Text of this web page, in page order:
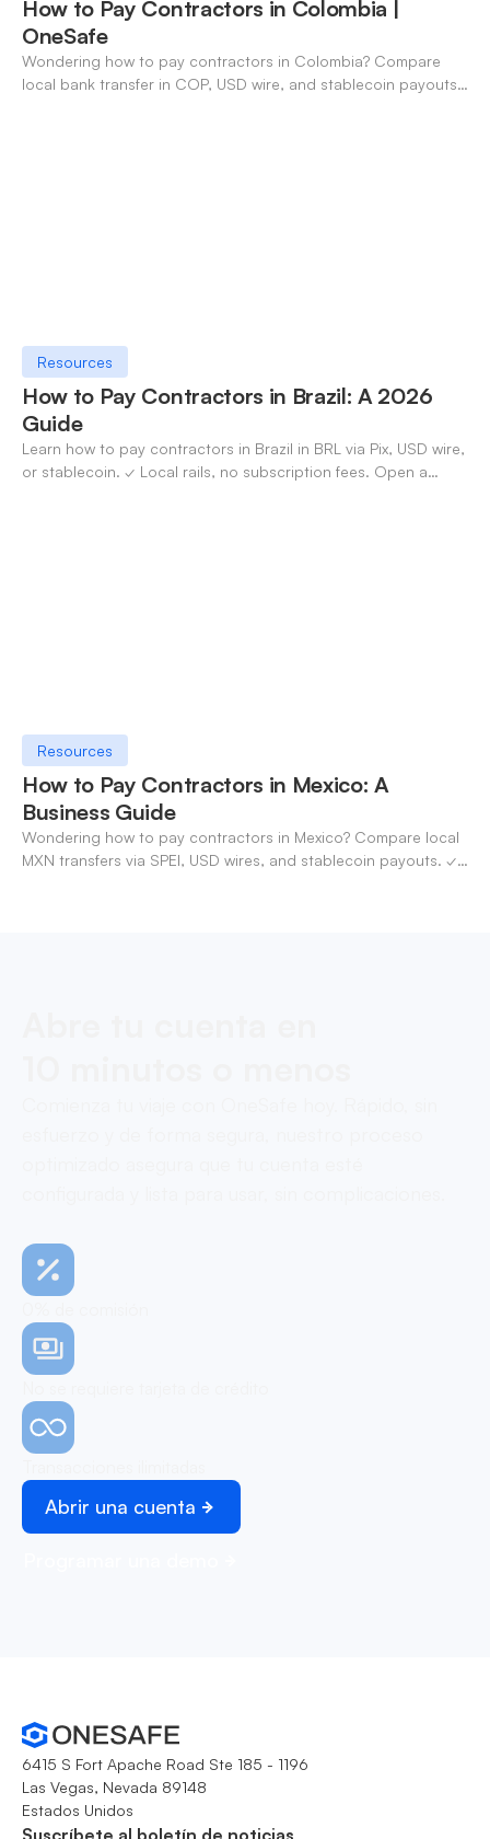
How to Pay Contractors in Colombia |
OneSafe
Wondering how to pay contractors in Colombia? Compare
local bank transfer in COP, USD wire, and stablecoin payouts.
Resources
How to Pay Contractors in Brazil: A 2026
Guide
Learn how to pay contractors in Brazil in BRL via Pix, USD wire,
or stablecoin. ✓ Local rails, no subscription fees. Open a
Resources
How to Pay Contractors in Mexico: A
Business Guide
Wondering how to pay contractors in Mexico? Compare local
MXN transfers via SPEI, USD wires, and stablecoin payouts. ✓
Abrir una cuenta
6415 S Fort Apache Road Ste 185 - 1196
Las Vegas, Nevada 89148
Estados Unidos
Suscríbete al boletín de noticias